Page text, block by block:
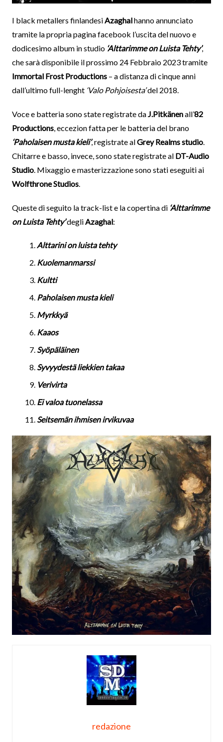
I black metallers finlandesiAzaghalhanno annunciato
tramite la propria pagina facebook l’uscita del nuovo e
dodicesimo album in studio ‘Alttarimme on Luista Tehty’,
che sarà disponibile il prossimo 24 Febbraio 2023 tramite
Immortal Frost Productions– a distanza di cinque anni
dall’ultimo full-lenght‘Valo Pohjoisesta’del 2018.
Voce e batteria sono state registrate daJ.Pitkänenall’82
Productions, eccezion fatta per le batteria del brano
‘Paholaisen musta kieli’, registrate alGrey Realms studio.
Chitarre e basso, invece, sono state registrate al DT-Audio
Studio. Mixaggio e masterizzazione sono stati eseguiti ai
Wolfthrone Studios.
Queste di seguito la track-list e la copertina di ‘Alttarimme
on Luista Tehty’degliAzaghal:
Alttarini on luista tehty
Kuolemanmarssi
Kultti
Paholaisen musta kieli
Myrkkyä
Kaaos
Syöpäläinen
Syvyydestä liekkien takaa
Verivirta
Ei valoa tuonelassa
Seitsemän ihmisen irvikuvaa
redazione